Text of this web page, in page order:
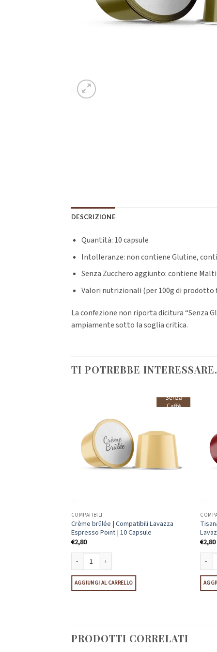
DESCRIZIONE
Quantità: 10 capsule
Intolleranze: non contiene Glutine,
Senza Zucchero aggiunto: contiene
Valori nutrizionali (per 100g di prodotto
La confezione non riporta dicitura “Senza
ampiamente sotto la soglia critica.
TI POTREBBE
Senza
Caffè
COMPATIBILI
Crème brûlée | Compatibili Lavazza
Espresso Point | 10 Capsule
€2,80
Crème brûlée | Compatibili Lavazza Espresso Point |
AGGIUNGI AL CARRELLO
€2,80
Espresso Point | 10 Capsule quantità
PRODOTTI CORRELATI